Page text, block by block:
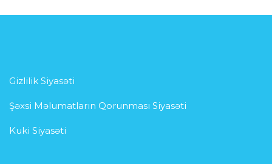
Gizlilik Siyasəti
Şəxsi Məlumatların Qorunması Siyasəti
Kuki Siyasəti